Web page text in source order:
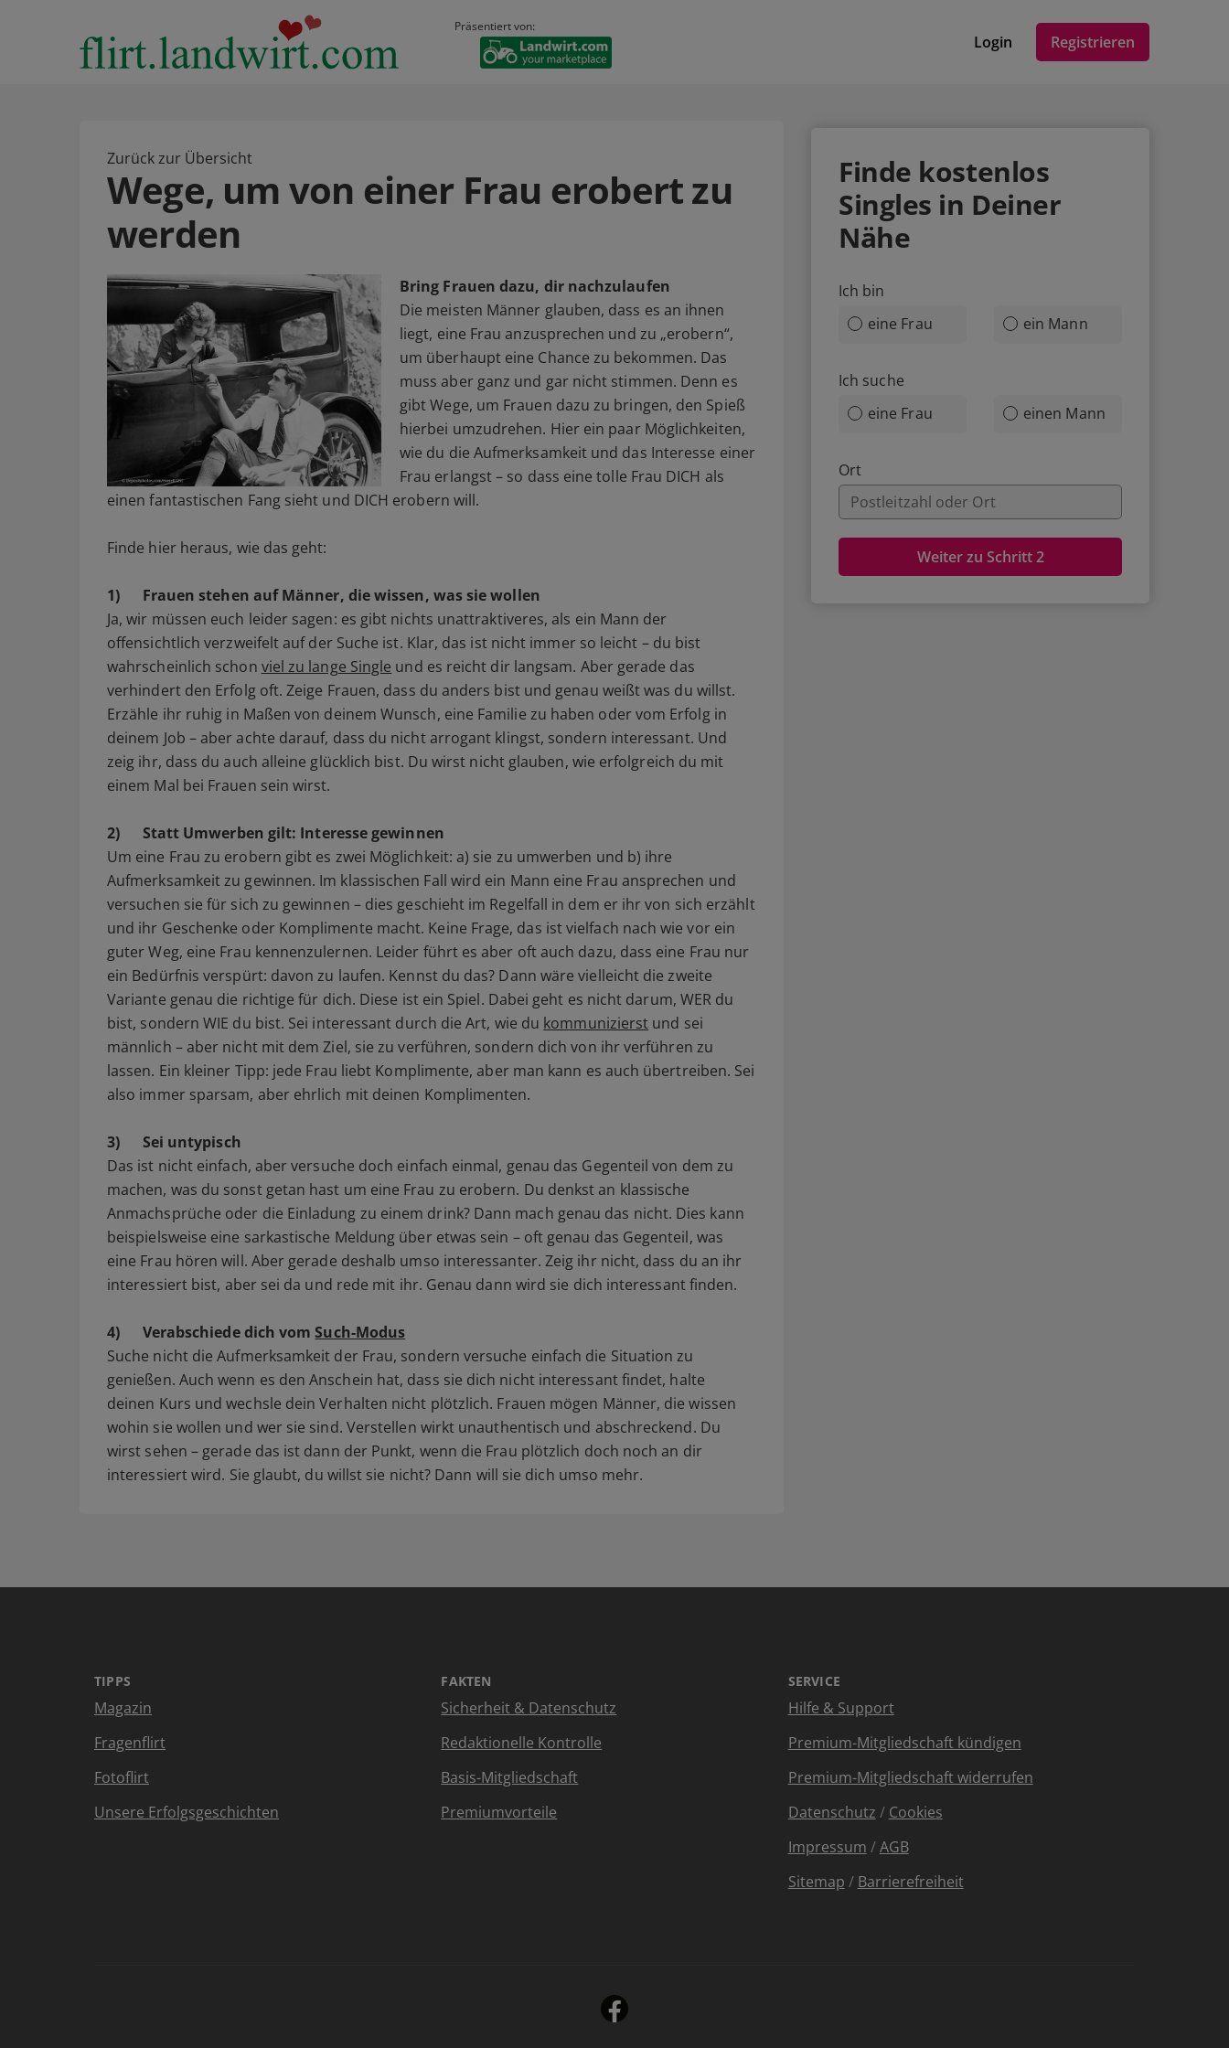
Präsentiert von:
Login Registrieren
Zurück zur Übersicht
Wege, um von einer Frau erobert zu
werden
Bring Frauen dazu, dir nachzulaufen
Die meisten Männer glauben, dass es an ihnen
liegt, eine Frau anzusprechen und zu „erobern“,
um überhaupt eine Chance zu bekommen. Das
muss aber ganz und gar nicht stimmen. Denn es
gibt Wege, um Frauen dazu zu bringen, den Spieß
hierbei umzudrehen. Hier ein paar Möglichkeiten,
wie du die Aufmerksamkeit und das Interesse einer
Frau erlangst – so dass eine tolle Frau DICH als
einen fantastischen Fang sieht und DICH erobern will.
Finde hier heraus, wie das geht:
1) Frauen stehen auf Männer, die wissen, was sie wollen
Ja, wir müssen euch leider sagen: es gibt nichts unattraktiveres, als ein Mann der
offensichtlich verzweifelt auf der Suche ist. Klar, das ist nicht immer so leicht – du bist
wahrscheinlich schon viel zu lange Single und es reicht dir langsam. Aber gerade das
verhindert den Erfolg oft. Zeige Frauen, dass du anders bist und genau weißt was du willst.
Erzähle ihr ruhig in Maßen von deinem Wunsch, eine Familie zu haben oder vom Erfolg in
deinem Job – aber achte darauf, dass du nicht arrogant klingst, sondern interessant. Und
zeig ihr, dass du auch alleine glücklich bist. Du wirst nicht glauben, wie erfolgreich du mit
einem Mal bei Frauen sein wirst.
2) Statt Umwerben gilt: Interesse gewinnen
Um eine Frau zu erobern gibt es zwei Möglichkeit: a) sie zu umwerben und b) ihre
Aufmerksamkeit zu gewinnen. Im klassischen Fall wird ein Mann eine Frau ansprechen und
versuchen sie für sich zu gewinnen – dies geschieht im Regelfall in dem er ihr von sich erzählt
und ihr Geschenke oder Komplimente macht. Keine Frage, das ist vielfach nach wie vor ein
guter Weg, eine Frau kennenzulernen. Leider führt es aber oft auch dazu, dass eine Frau nur
ein Bedürfnis verspürt: davon zu laufen. Kennst du das? Dann wäre vielleicht die zweite
Variante genau die richtige für dich. Diese ist ein Spiel. Dabei geht es nicht darum, WER du
bist, sondern WIE du bist. Sei interessant durch die Art, wie du kommunizierst und sei
männlich – aber nicht mit dem Ziel, sie zu verführen, sondern dich von ihr verführen zu
lassen. Ein kleiner Tipp: jede Frau liebt Komplimente, aber man kann es auch übertreiben. Sei
also immer sparsam, aber ehrlich mit deinen Komplimenten.
3) Sei untypisch
Das ist nicht einfach, aber versuche doch einfach einmal, genau das Gegenteil von dem zu
machen, was du sonst getan hast um eine Frau zu erobern. Du denkst an klassische
Anmachsprüche oder die Einladung zu einem drink? Dann mach genau das nicht. Dies kann
beispielsweise eine sarkastische Meldung über etwas sein – oft genau das Gegenteil, was
eine Frau hören will. Aber gerade deshalb umso interessanter. Zeig ihr nicht, dass du an ihr
interessiert bist, aber sei da und rede mit ihr. Genau dann wird sie dich interessant finden.
4) Verabschiede dich vomSuch-Modus
Suche nicht die Aufmerksamkeit der Frau, sondern versuche einfach die Situation zu
genießen. Auch wenn es den Anschein hat, dass sie dich nicht interessant findet, halte
deinen Kurs und wechsle dein Verhalten nicht plötzlich. Frauen mögen Männer, die wissen
wohin sie wollen und wer sie sind. Verstellen wirkt unauthentisch und abschreckend. Du
wirst sehen – gerade das ist dann der Punkt, wenn die Frau plötzlich doch noch an dir
interessiert wird. Sie glaubt, du willst sie nicht? Dann will sie dich umso mehr.
Finde kostenlos
Singles in Deiner
Nähe
Ich bin
eine Frau
ein Mann
Ich suche
eine Frau
einen Mann
Ort
Weiter zu Schritt 2
TIPPS
Magazin
Fragenflirt
Fotoflirt
Unsere Erfolgsgeschichten
FAKTEN
Sicherheit & Datenschutz
Redaktionelle Kontrolle
Basis-Mitgliedschaft
Premiumvorteile
SERVICE
Hilfe & Support
Premium-Mitgliedschaft kündigen
Premium-Mitgliedschaft widerrufen
Datenschutz / Cookies
Impressum /AGB
Sitemap / Barrierefreiheit